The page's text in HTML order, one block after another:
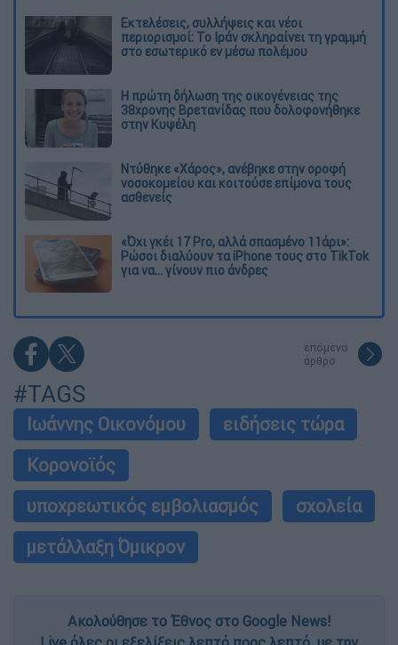
Εκτελέσεις, συλλήψεις και νέοι
περιορισμοί: Το Ιράν σκληραίνει τη γραμμή
στο εσωτερικό εν μέσω πολέμου
Η πρώτη δήλωση της οικογένειας της
38χρονης Βρετανίδας που δολοφονήθηκε
στην Κυψέλη
Ντύθηκε «Χάρος», ανέβηκε στην οροφή
νοσοκομείου και κοιτούσε επίμονα τους
ασθενείς
«Όχι γκέι 17 Pro, αλλά σπασμένο 11άρι»:
Ρώσοι διαλύουν τα iPhone τους στο TikTok
για να... γίνουν πιο άνδρες
επόμενο
άρθρο
#TAGS
Ιωάννης Οικονόμου
ειδήσεις τώρα
Κορονοϊός
υποχρεωτικός εμβολιασμός
σχολεία
μετάλλαξη Όμικρον
Ακολούθησε το Έθνος στο Google News!